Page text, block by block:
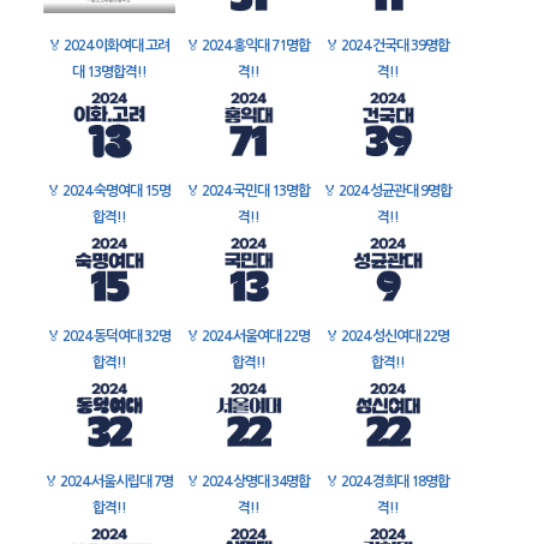
🏅 2024 이화여대 고려
대 13명합격!!
🏅 2024 홍익대 71명합
격!!
🏅 2024 건국대 39명합
격!!
🏅 2024 숙명여대 15명
합격!!
🏅 2024 국민대 13명합
격!!
🏅 2024 성균관대 9명합
격!!
🏅 2024 동덕여대 32명
합격!!
🏅 2024 서울여대 22명
합격!!
🏅 2024 성신여대 22명
합격!!
🏅 2024 서울시립대 7명
합격!!
🏅 2024 상명대 34명합
격!!
🏅 2024 경희대 18명합
격!!